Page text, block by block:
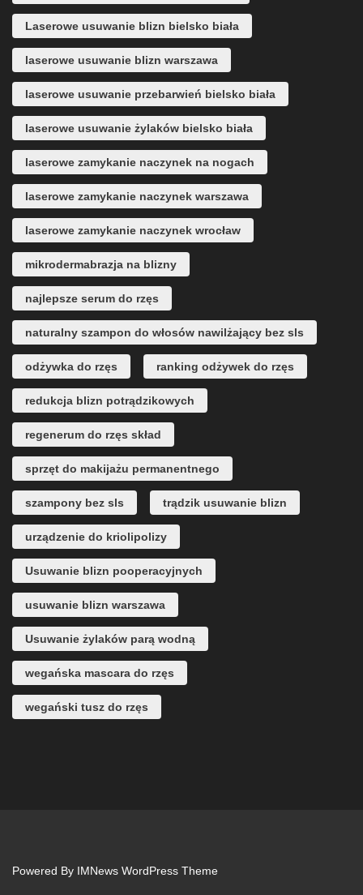
Laserowe usuwanie blizn bielsko biała
laserowe usuwanie blizn warszawa
laserowe usuwanie przebarwień bielsko biała
laserowe usuwanie żylaków bielsko biała
laserowe zamykanie naczynek na nogach
laserowe zamykanie naczynek warszawa
laserowe zamykanie naczynek wrocław
mikrodermabrazja na blizny
najlepsze serum do rzęs
naturalny szampon do włosów nawilżający bez sls
odżywka do rzęs ranking odżywek do rzęs
redukcja blizn potrądzikowych
regenerum do rzęs skład
sprzęt do makijażu permanentnego
szampony bez sls trądzik usuwanie blizn
urządzenie do kriolipolizy
Usuwanie blizn pooperacyjnych
usuwanie blizn warszawa
Usuwanie żylaków parą wodną
wegańska mascara do rzęs
wegański tusz do rzęs
Powered By IMNews WordPress Theme